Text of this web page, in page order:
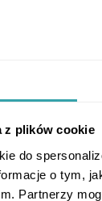
z plików cookie
do
o tym,
Partnerzy